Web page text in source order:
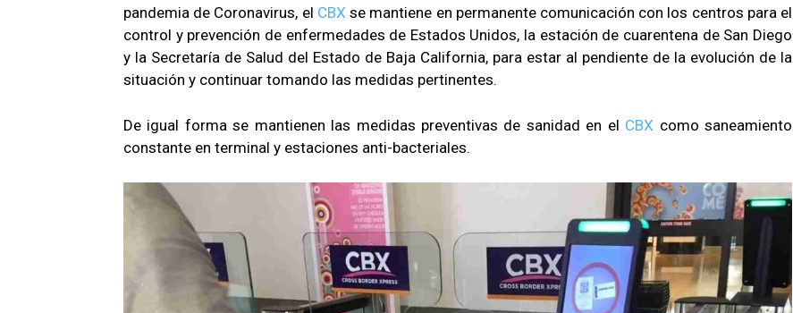
pandemia de Coronavirus, el CBX se mantiene en permanente comunicación con los centros para el
control y prevención de enfermedades de Estados Unidos, la estación de cuarentena de San Diego
y la Secretaría de Salud del Estado de Baja California, para estar al pendiente de la evolución de la
situación y continuar tomando las medidas pertinentes.
De igual forma se mantienen las medidas preventivas de sanidad en el CBX como saneamiento
constante en terminal y estaciones anti-bacteriales.